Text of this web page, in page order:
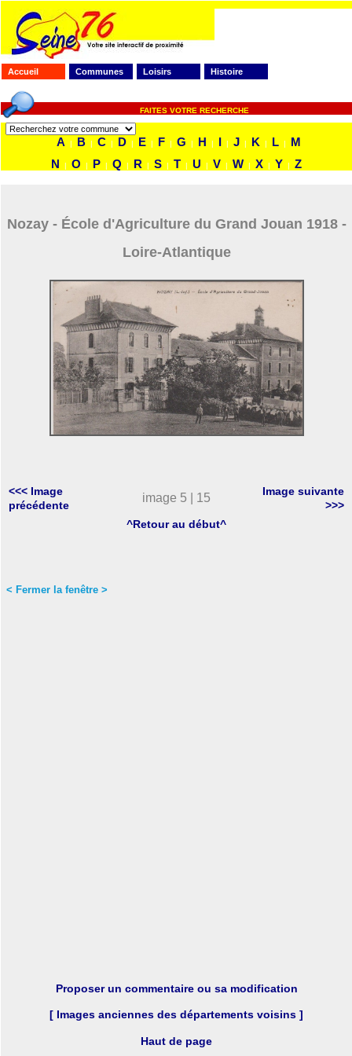
Accueil Communes Loisirs Histoire
FAITES VOTRE RECHERCHE
A | B | C | D | E | F | G | H | I | J | K | L |
M
N
| O | P | Q | R | S | T | U | V | W | X | Y | Z
Nozay - École d'Agriculture du Grand Jouan 1918 -
Loire-Atlantique
<<< Image
précédente
image 5 | 15
Image suivante
>>>
^Retour au début^
< Fermer la fenêtre >
Proposer un commentaire ou sa modification
[ Images anciennes des départements voisins ]
Haut de page